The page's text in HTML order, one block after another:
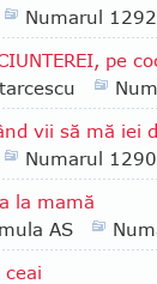
Numarul 1292
pe
vii să mă iei
Numarul 1290
la mamă
AS
ceai